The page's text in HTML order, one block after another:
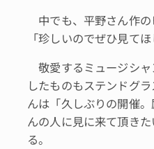
中でも、平野さん作
「珍しいのでぜひ見て
敬愛するミュージシ
したものもステンドグ
んは「久しぶりの開催
んの人に見に来て頂き
る。